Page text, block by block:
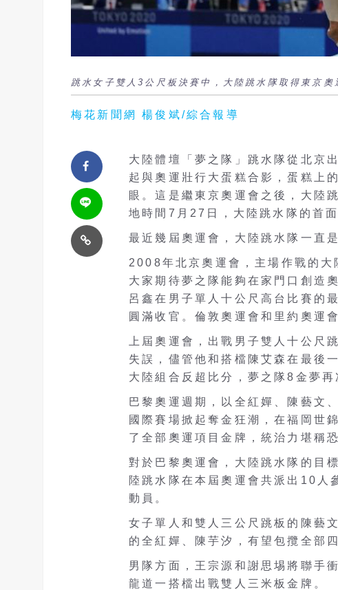
跳水女子雙人3公尺板決賽中，大陸跳水隊取得東京
梅花新聞網 楊俊斌/綜合報導
大陸體壇「夢之隊」跳水隊從北京
起與奧運壯行大蛋糕合影，蛋糕上
眼。這是繼東京奧運會之後，大陸
地時間7月27日，大陸跳水隊的首
最近幾屆奧運會，大陸跳水隊一直
2008年北京奧運會，主場作戰的大
大家期待夢之隊能夠在家門口創造
呂鑫在男子單人十公尺高台比賽的
圓滿收官。倫敦奧運會和里約奧運
上屆奧運會，出戰男子雙人十公尺
失誤，儘管他和搭檔陳艾森在最後
大陸組合反超比分，夢之隊8金夢再
巴黎奧運週期，以全紅嬋、陳藝文
國際賽場掀起奪金狂潮，在福岡世
了全部奧運項目金牌，統治力堪稱恐
對於巴黎奧運會，大陸跳水隊的目
陸跳水隊在本屆奧運會共派出10人
動員。
女子單人和雙人三公尺跳板的陳藝
的全紅嬋、陳芋汐，有望包攬全部
男隊方面，王宗源和謝思埸將聯手
龍道一搭檔出戰雙人三米板金牌。